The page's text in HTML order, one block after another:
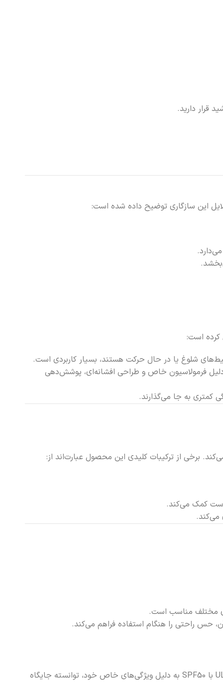
قرار دارید.
کرده است:
شلوغ یا در حال حرکت هستند، بسیار کاربردی است.
فرمولاسیون خاص و طراحی افشانه‌ای، پوشش‌دهی
به جا می‌گذارند.
کمک می‌کند.
می‌کند.
مختلف مناسب است.
حس راحتی را هنگام استفاده فراهم می‌کند.
یکی از بهترین راه‌ها برای انتخاب محصول مناسب، مقایسه آن با گزینه‌های دیگر موجود در بازار است. اسپری ضدآفتاب استیلن ULTRA با SPF50 به دلیل ویژگی‌های خاص خود، توانسته جایگاه